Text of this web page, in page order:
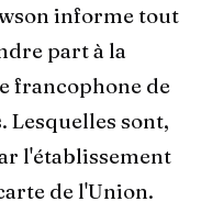
informe tout
part à la
francophone de
sont,
l'établissement
de l'Union.